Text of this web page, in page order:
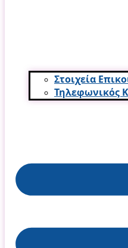
Στοιχεία
Τηλεφωνικός